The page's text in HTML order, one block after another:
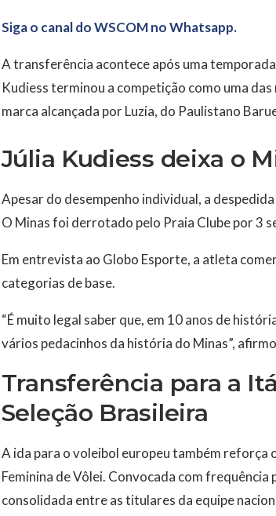
Siga o canal do WSCOM no Whatsapp.
A transferência acontece após uma
Kudiess terminou a competição como uma
marca alcançada por Luzia, do Paulistano
Júlia Kudiess deixa o
Apesar do desempenho individual, a
O Minas foi derrotado pelo Praia Clube por 3
Em entrevista ao Globo Esporte, a atleta
categorias de base.
“É muito legal saber que, em 10 anos de
vários pedacinhos da história do Minas”,
Transferência para a
Seleção Brasileira
A ida para o voleibol europeu também reforça
Feminina de Vôlei. Convocada com
consolidada entre as titulares da equipe